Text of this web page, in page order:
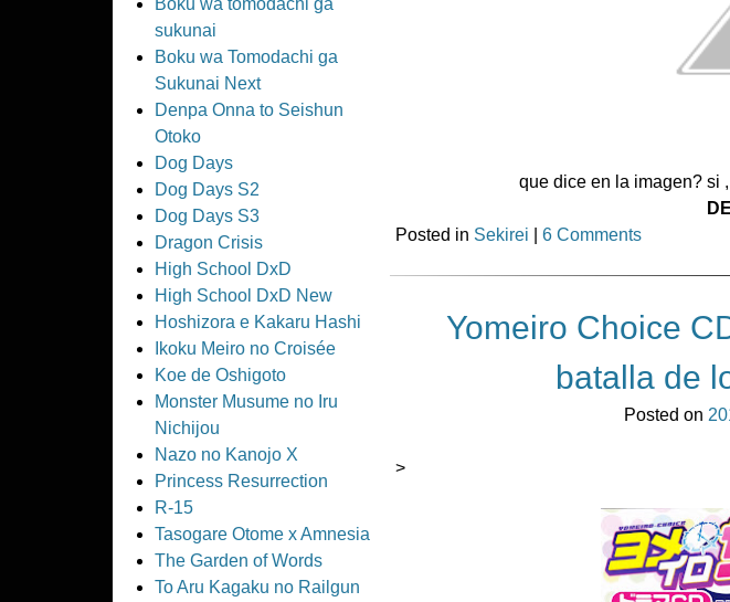
que dice en la imagen? si
Posted in Sekirei 6 Comments
Yomeiro Choice
batalla de
Posted on
>
sukunai
Boku wa Tomodachi ga
Sukunai Next
Denpa Onna to Seishun
Otoko
Dog Days
Dog Days S2
Dog Days S3
Dragon Crisis
High School DxD
High School DxD New
Hoshizora e Kakaru Hashi
Ikoku Meiro no Croisée
Koe de Oshigoto
Monster Musume no Iru
Nichijou
Nazo no Kanojo X
Princess Resurrection
R-15
Tasogare Otome x Amnesia
The Garden of Words
To Aru Kagaku no Railgun